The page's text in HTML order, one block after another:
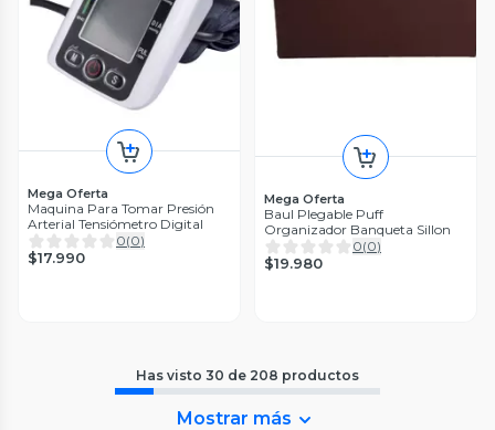
Mega Oferta
Maquina Para Tomar Presión
Arterial Tensiómetro Digital
0(0)
$17.990
Mega Oferta
Baul Plegable Puff
Organizador Banqueta Sillon
0(0)
$19.980
Has visto 30 de 208 productos
Mostrar más